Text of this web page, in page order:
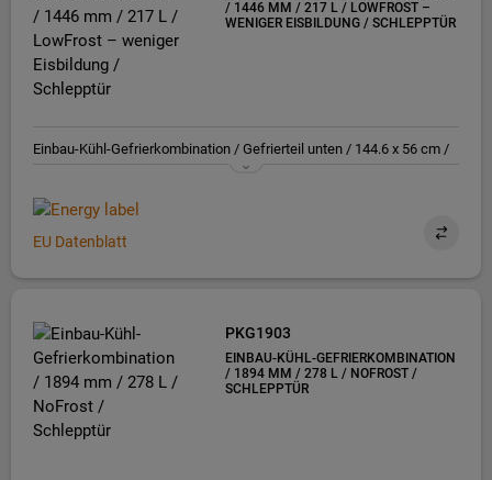
/ 1446 MM / 217 L / LOWFROST –
WENIGER EISBILDUNG / SCHLEPPTÜR
Einbau-Kühl-Gefrierkombination / Gefrierteil unten / 144.6 x 56 cm /
EU Datenblatt
PKG1903
EINBAU-KÜHL-GEFRIERKOMBINATION
/ 1894 MM / 278 L / NOFROST /
SCHLEPPTÜR